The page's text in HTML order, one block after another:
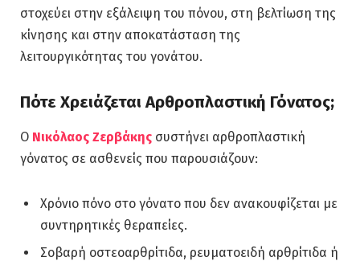
στοχεύει στην εξάλειψη του πόνου, στη βελτίωση της
κίνησης και στην αποκατάσταση της
λειτουργικότητας του γονάτου.
Πότε Χρειάζεται Αρθροπλαστική Γόνατος;
Ο Νικόλαος Ζερβάκης συστήνει αρθροπλαστική
γόνατος σε ασθενείς που παρουσιάζουν:
Χρόνιο πόνο στο γόνατο που δεν ανακουφίζεται με
συντηρητικές θεραπείες.
Σοβαρή οστεοαρθρίτιδα, ρευματοειδή αρθρίτιδα ή